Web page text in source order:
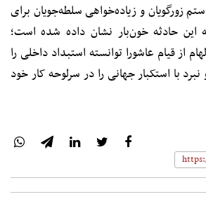
زورگویان و زیاده‌خواهی سلطه‌جویان برای
این حادثه خون‌بار نشان داده شده است؛
از قیام عاشورا توانسته استبداد داخلی را
با استکبار جهانی را در سرلوحه کار خود